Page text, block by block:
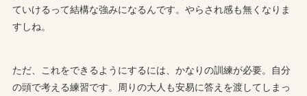
ていけるって結構な強みになるんです。やらされ感も無くなりま
すしね。
ただ、これをできるようにするには、かなりの訓練が必要。自分
の頭で考える練習です。周りの大人も安易に答えを渡してしまっ